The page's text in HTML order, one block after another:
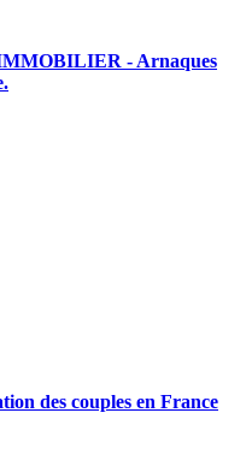
- Arnaques
des couples en France